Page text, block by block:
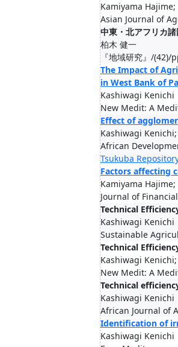
Kamiyama
Asian Journal of
中東・北アフリカ
柏木 健一
『地域研究』/
The Impact of
in West Bank of
Kashiwagi Kenichi
New Medit: A
Effect of
Kashiwagi
African
Tsukuba
Factors affecting
Kamiyama
Journal of
Technical
Kashiwagi Kenichi
Sustainable
Technical
Kashiwagi
New Medit: A
Technical
Kashiwagi Kenichi
African Journal of
Identification of
Kashiwagi Kenichi